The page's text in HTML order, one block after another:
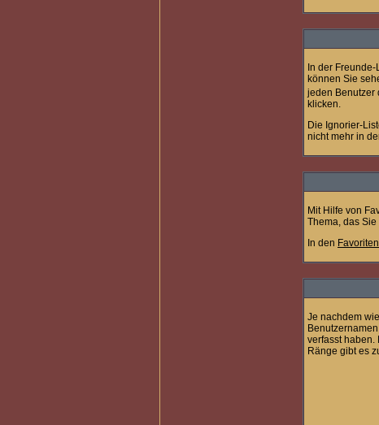
In der
können Sie
jeden Benutzer
klicken.
Die Ignorier-
nicht mehr in
Mit Hilfe von
Thema, das
In den Favoriten
Je nachdem
verfasst haben.
Ränge gibt es